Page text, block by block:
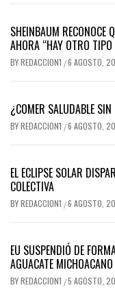
SHEINBAUM RECONOCE
AHORA “HAY OTRO TIPO
BYREDACCION1 /6 AGOSTO,
¿COMER SALUDABLE
BYREDACCION1 /6 AGOSTO,
EL ECLIPSE SOLAR
COLECTIVA
BYREDACCION1 /6 AGOSTO,
EU SUSPENDIÓ DE
AGUACATE
BYREDACCION1 /5 AGOSTO,